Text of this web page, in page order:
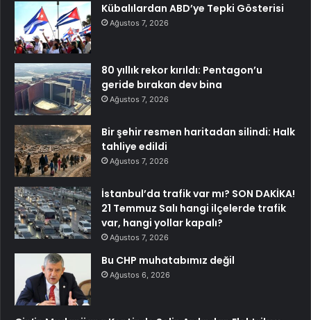
Kübalılardan ABD’ye Tepki Gösterisi
Ağustos 7, 2026
80 yıllık rekor kırıldı: Pentagon’u
geride bırakan dev bina
Ağustos 7, 2026
Bir şehir resmen haritadan silindi: Halk
tahliye edildi
Ağustos 7, 2026
İstanbul’da trafik var mı? SON DAKİKA!
21 Temmuz Salı hangi ilçelerde trafik
var, hangi yollar kapalı?
Ağustos 7, 2026
Bu CHP muhatabımız değil
Ağustos 6, 2026